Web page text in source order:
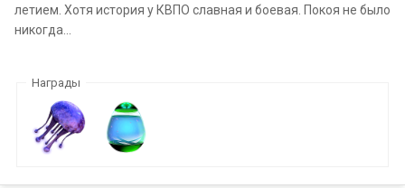
летием. Хотя история у КВПО славная и боевая. Покоя не было
никогда...
Награды